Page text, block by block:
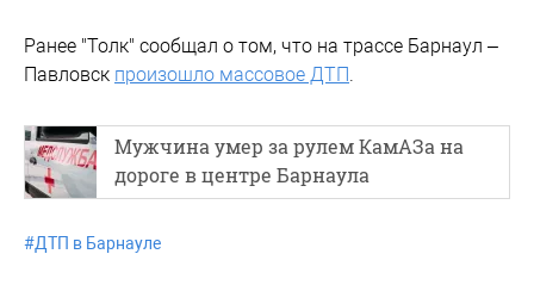
Ранее "Толк" сообщал о том, что на трассе Барнаул –
Павловск произошло массовое ДТП.
Мужчина умер за рулем КамАЗа на
дороге в центре Барнаула
#ДТП в Барнауле